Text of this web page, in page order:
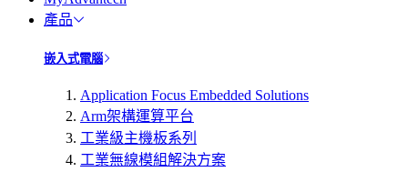
產品
嵌入式電腦
Application Focus Embedded Solutions
Arm架構運算平台
工業級主機板系列
工業無線模組解決方案